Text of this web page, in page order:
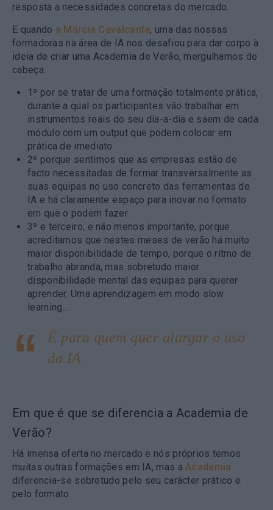
resposta a necessidades concretas do mercado.
E quando a Márcia Cavalcante, uma das nossas
formadoras na área de IA nos desafiou para dar corpo à
ideia de criar uma Academia de Verão, mergulhamos de
cabeça.
1º por se tratar de uma formação totalmente prática,
durante a qual os participantes vão trabalhar em
instrumentos reais do seu dia-a-dia e saem de cada
módulo com um output que podem colocar em
prática de imediato.
2º porque sentimos que as empresas estão de
facto necessitadas de formar transversalmente as
suas equipas no uso concreto das ferramentas de
IA e há claramente espaço para inovar no formato
em que o podem fazer
3º e terceiro, e não menos importante, porque
acreditamos que nestes meses de verão há muito
maior disponibilidade de tempo, porque o ritmo de
trabalho abranda, mas sobretudo maior
disponibilidade mental das equipas para querer
aprender. Uma aprendizagem em modo slow
learning…
É para quem quer alargar o uso
da IA
Em que é que se diferencia a Academia de
Verão?
Há imensa oferta no mercado e nós próprios temos
muitas outras formações em IA, mas a Academia
diferencia-se sobretudo pelo seu carácter prático e
pelo formato.